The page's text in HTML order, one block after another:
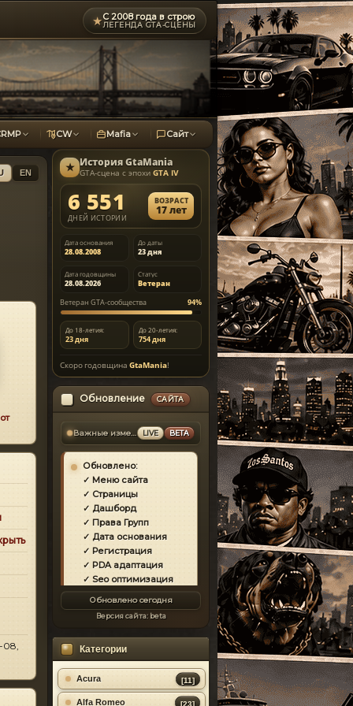
★С 2008 года в строю
ЛЕГЕНДА GTA-СЦЕНЫ
CW Mafia Сайт
EN
08,
★ ИсторияGtaMania
GTA-сцена с эпохи GTA IV
6 551
ДНЕЙ ИСТОРИИ
ВОЗРАСТ
17 лет
Дата основания
28.08.2008
До даты
23 дня
Дата годовщины
28.08.2026
Статус
Ветеран
Ветеран GTA-сообщества
94%
До 18-летия:
23 дня
До 20-летия:
754 дня
Скоро годовщинаGtaMania!
Обновление САЙТА
Важные изменения LIVE BETA
Обновлено:
✓ Меню сайта
✓ Страницы
✓ Дашборд
✓ Права Групп
✓ Дата основания
✓ Регистрация
✓ PDA адаптация
✓ Seo оптимизация
✓ Загрузка страниц
✓ Моды
✓ Главная
✓ Репутация
✓ Золотой коммент
✓ Футер
✓ Форум
Обновлено сегодня
Версия сайта: beta
Категории
Acura [11]
Alfa Romeo [23]